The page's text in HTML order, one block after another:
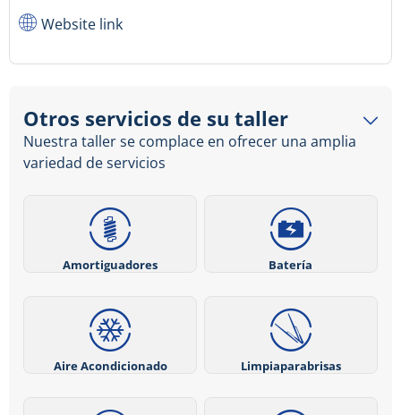
Website link
Otros servicios de su taller
Nuestra taller se complace en ofrecer una amplia
variedad de servicios
Amortiguadores Batería
Aire Acondicionado Limpiaparabrisas